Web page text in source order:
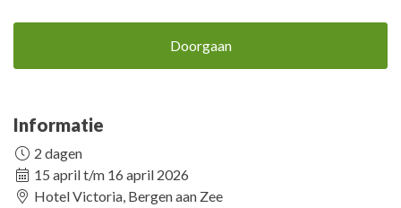
Doorgaan
Informatie
2 dagen
15 april t/m 16 april 2026
Hotel Victoria, Bergen aan Zee